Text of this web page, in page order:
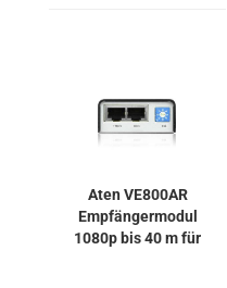
Aten VE800AR
Empfängermodul
1080p bis 40 m für